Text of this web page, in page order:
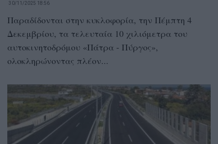
30/11/2025 18:56
Παραδίδονται στην κυκλοφορία, την Πέμπτη 4
Δεκεμβρίου, τα τελευταία 10 χιλιόμετρα του
αυτοκινητοδρόμου «Πάτρα - Πύργος»,
ολοκληρώνοντας πλέον...